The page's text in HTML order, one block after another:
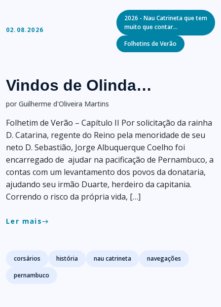
02.08.2026
Categories
2026 - Nau Catrineta que tem
muito que contar…
Folhetins de Verão
Vindos de Olinda…
por Guilherme d'Oliveira Martins
Folhetim de Verão – Capítulo II Por solicitação da rainha
D. Catarina, regente do Reino pela menoridade de seu
neto D. Sebastião, Jorge Albuquerque Coelho foi
encarregado de ajudar na pacificação de Pernambuco, a
contas com um levantamento dos povos da donataria,
ajudando seu irmão Duarte, herdeiro da capitania.
Correndo o risco da própria vida, […]
Ler maiseast
Tags
corsários história nau catrineta
navegações
pernambuco